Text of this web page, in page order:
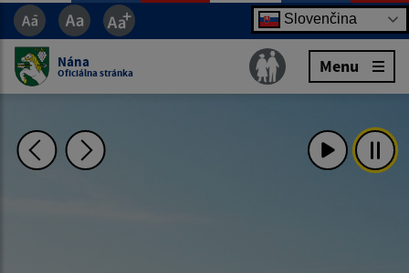
Slovenčina
Nána
Oficiálna stránka Menu